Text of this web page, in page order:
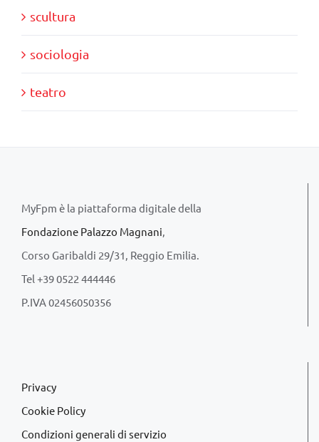
scultura
sociologia
teatro
MyFpm è la piattaforma digitale della
Fondazione Palazzo Magnani,
Corso Garibaldi 29/31, Reggio Emilia.
Tel +39 0522 444446
P.IVA 02456050356
Privacy
Cookie Policy
Condizioni generali di servizio